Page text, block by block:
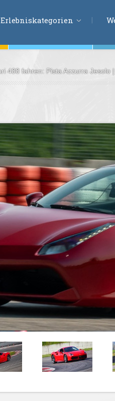
Erlebniskategorien
Fliegen & Gleiten
Sport &Fitness
Essen &
Trinken
Wellness &
Gesundheit
Wasser &Wind
Lifestyle &Phantasie
Kids &Family
Übernachtungen
488 fahren: Pista Azzurra Jesolo